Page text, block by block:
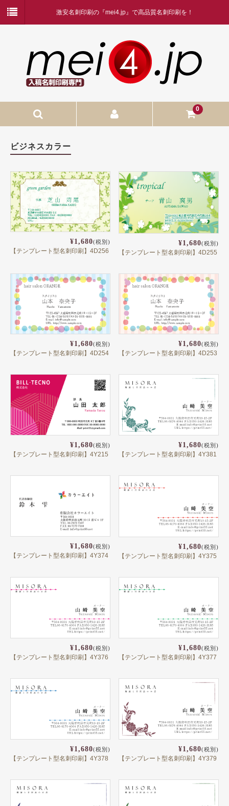
激安名刺印刷の『mei4.jp』で高品質名刺印刷を！
0
入稿名刺印刷
二つ折り名刺印刷
蛍光白印刷
名刺ケース
ビジネスカラー
デザイン名刺
フォト名刺（写真・画像入り名刺）
筆名人名刺
IT関係
不動産関係
全国福利厚生共済会様式
用紙変更オプション
名刺ケース
ロゴマーク販売
リフォーム
設備
医療
介護福祉
教育
士業
証券・金融
ビジネスカラー
¥1,680(税別)
【テンプレート型名刺印刷】4D256
¥1,680(税別)
【テンプレート型名刺印刷】4D255
¥1,680(税別)
【テンプレート型名刺印刷】4D254
¥1,680(税別)
【テンプレート型名刺印刷】4D253
¥1,680(税別)
【テンプレート型名刺印刷】4Y215
¥1,680(税別)
【テンプレート型名刺印刷】4Y381
¥1,680(税別)
【テンプレート型名刺印刷】4Y374
¥1,680(税別)
【テンプレート型名刺印刷】4Y375
¥1,680(税別)
【テンプレート型名刺印刷】4Y376
¥1,680(税別)
【テンプレート型名刺印刷】4Y377
¥1,680(税別)
【テンプレート型名刺印刷】4Y378
¥1,680(税別)
【テンプレート型名刺印刷】4Y379